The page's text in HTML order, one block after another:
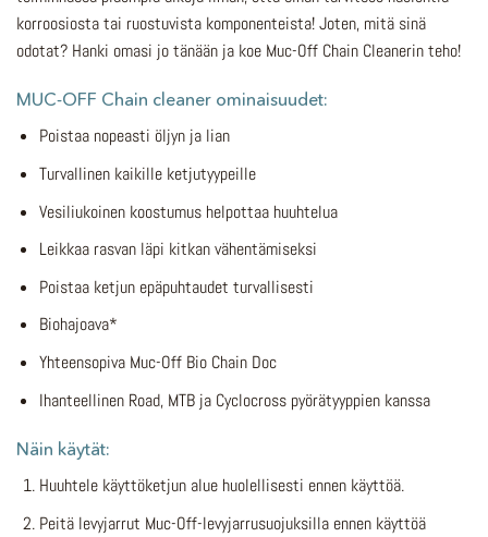
korroosiosta tai ruostuvista komponenteista! Joten, mitä sinä
odotat? Hanki omasi jo tänään ja koe Muc-Off Chain Cleanerin teho!
MUC-OFF Chain cleaner ominaisuudet:
Poistaa nopeasti öljyn ja lian
Turvallinen kaikille ketjutyypeille
Vesiliukoinen koostumus helpottaa huuhtelua
Leikkaa rasvan läpi kitkan vähentämiseksi
Poistaa ketjun epäpuhtaudet turvallisesti
Biohajoava*
Yhteensopiva Muc-Off Bio Chain Doc
Ihanteellinen Road, MTB ja Cyclocross pyörätyyppien kanssa
Näin käytät:
Huuhtele käyttöketjun alue huolellisesti ennen käyttöä.
Peitä levyjarrut Muc-Off-levyjarrusuojuksilla ennen käyttöä